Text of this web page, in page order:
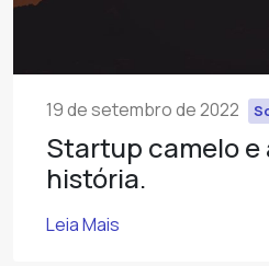
19 de setembro de 2022
Startup camelo e
história.
Leia Mais